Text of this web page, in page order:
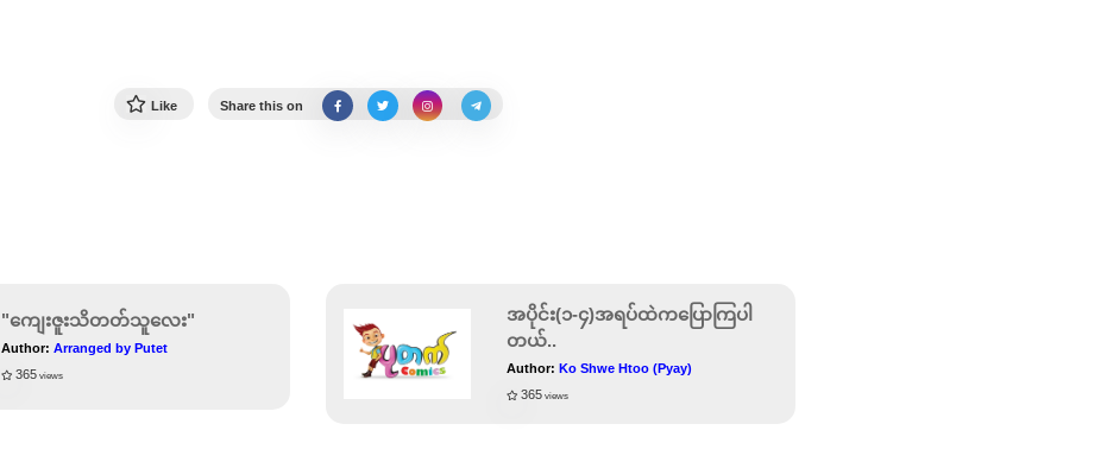
Like Share this on
"ကျေးဇူးသိတတ်သူလေး"
Author: Arranged by Putet
365views
အပိုင်း(၁-၄)အရပ်ထဲကပြောကြပါ
တယ်..
Author: Ko Shwe Htoo (Pyay)
365views